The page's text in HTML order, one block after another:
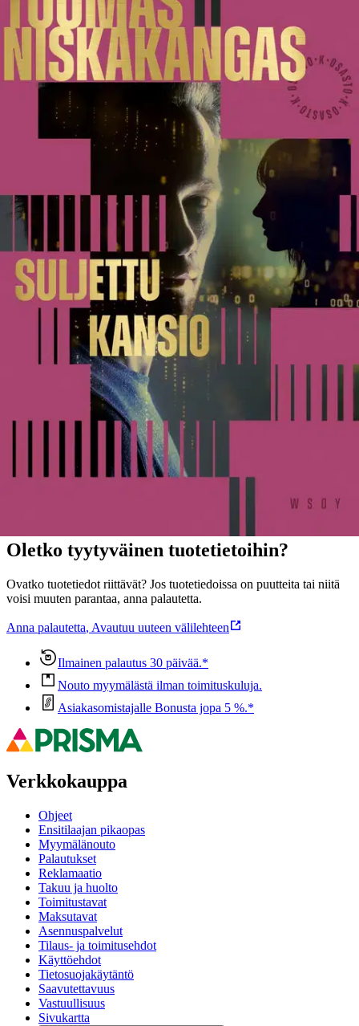
Tuotekuvaus
Älykäs, vangitseva ja häiritsevän ajankohtainen. Osasto K -
trillerisarja yhdistää verkostomaisen valtapelin ja rikostutkinnan
tarkasti rakennettuun psykologiseen henkilökuvaukseen. Helsingin
Sanomien toimittajan Joel Saarnin ja päätoimittajan lemmenhetki
päätyy Seiska-lehden kanteen, ja Saarni joutuu jättämään työnsä.
Kesken jäänyt juttuhanke ei kuitenkaan jätä häntä rauhaan. Joku on
lähettänyt hänelle kansion, jonka sisältö on erittäin raskauttava.
Suomalainen verkkolaiteyhtiö näyttää tehneen Venäjällä laittomia
kauppoja. Mutta miksi? Teknologiayhtiön juristilla Petra Thorrylla
on omat syynsä sekaantua tutkimuksiin. Hänellä on pakkomielle
selvittää yhden 1990-luvulla kadonneen lapsen mysteeri.
Tutkimusten edetessä Petra ja Joel sotkeutuvat yhä syvemmälle
valheiden ja vakoilun verkkoon, jossa lankoja vetelee tappavan
vaarallinen Osasto K. Suljettu kansio aloittaa uuden kotimaisen
huipputrillerisarjan. Osasto K on koukuttava tarina vallasta, joka
toimii ilman valvontaa, ja ihmisistä, jotka eivät enää voi katsoa
sivuun. Tuomas Niskakangas (s. 1980) on jännityskirjailija ja
Helsingin Sanomien toimittaja. Koulutukseltaan hän on
kauppatieteiden maisteri. Aiemmin Niskakangas on työskennellyt
Washingtonissa HS:n Yhdysvaltain-kirjeenvaihtajana. Hän on
aiemmin kirjoittanut suositun Leo Koski -sarjan.
Näytä lisää tuotekuvausta
Ominaisuudet
Oletko tyytyväinen tuotetietoihin?
Ovatko tuotetiedot riittävät? Jos tuotetiedoissa on puutteita tai niitä
voisi muuten parantaa, anna palautetta.
Anna palautetta, Avautuu uuteen välilehteen
Ilmainen palautus 30 päivää.*
Nouto myymälästä ilman toimituskuluja.
Asiakasomistajalle Bonusta jopa 5 %.*
Verkkokauppa
Ohjeet
Ensitilaajan pikaopas
Myymälänouto
Palautukset
Reklamaatio
Takuu ja huolto
Toimitustavat
Maksutavat
Asennuspalvelut
Tilaus- ja toimitusehdot
Käyttöehdot
Tietosuojakäytäntö
Saavutettavuus
Vastuullisuus
Sivukartta